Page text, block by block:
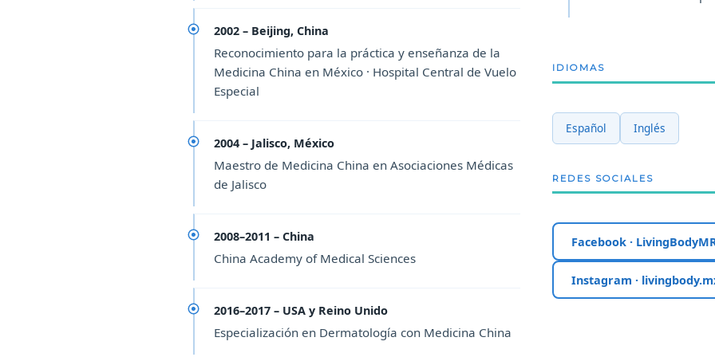
2002 – Beijing, China
Reconocimiento para la práctica y enseñanza de la
Medicina China en México · Hospital Central de Vuelo
Especial
2004 – Jalisco, México
Maestro de Medicina China en Asociaciones Médicas
de Jalisco
2008–2011 – China
China Academy of Medical Sciences
2016–2017 – USA y Reino Unido
Especialización en Dermatología con Medicina China
IDIOMAS
Español Inglés
REDES SOCIALES
Facebook ·
Instagram ·